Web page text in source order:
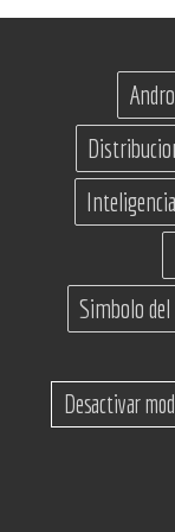
Simbolo
Desactivar